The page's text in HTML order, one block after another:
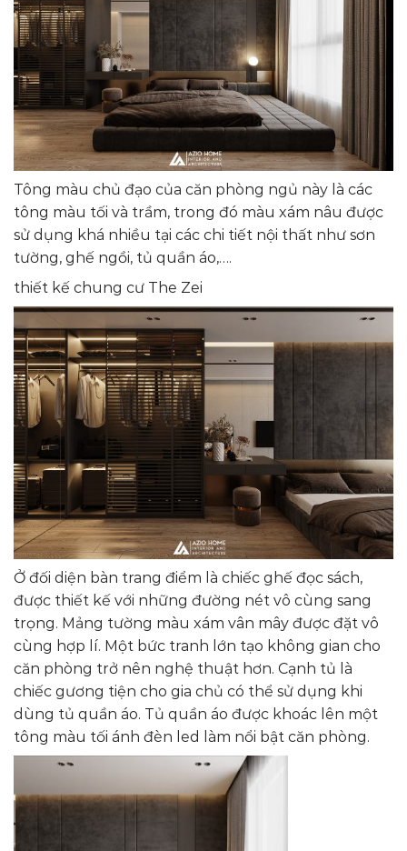
Tông màu chủ đạo của căn phòng ngủ này là các
tông màu tối và trầm, trong đó màu xám nâu được
sử dụng khá nhiều tại các chi tiết nội thất như sơn
tường, ghế ngồi, tủ quần áo,….
thiết kế chung cư The Zei
Ở đối diện bàn trang điểm là chiếc ghế đọc sách,
được thiết kế với những đường nét vô cùng sang
trọng. Mảng tường màu xám vân mây được đặt vô
cùng hợp lí. Một bức tranh lớn tạo không gian cho
căn phòng trở nên nghệ thuật hơn. Cạnh tủ là
chiếc gương tiện cho gia chủ có thể sử dụng khi
dùng tủ quần áo. Tủ quần áo được khoác lên một
tông màu tối ánh đèn led làm nổi bật căn phòng.